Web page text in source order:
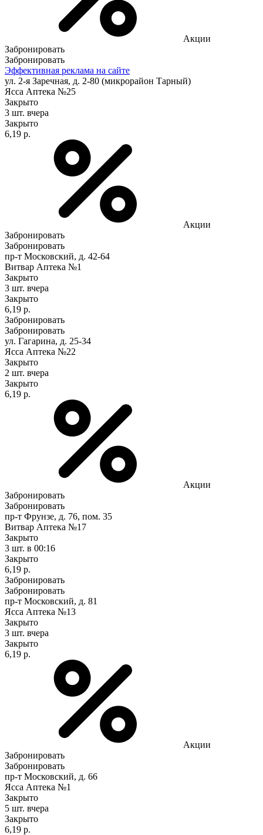
Акции
Забронировать
Забронировать
Эффективная реклама на сайте
ул. 2-я Заречная, д. 2-80 (микрорайон Тарный)
Ясса Аптека №25
Закрыто
3 шт. вчера
Закрыто
6,19 р.
Акции
Забронировать
Забронировать
пр-т Московский, д. 42-64
Витвар Аптека №1
Закрыто
3 шт. вчера
Закрыто
6,19 р.
Забронировать
Забронировать
ул. Гагарина, д. 25-34
Ясса Аптека №22
Закрыто
2 шт. вчера
Закрыто
6,19 р.
Акции
Забронировать
Забронировать
пр-т Фрунзе, д. 76, пом. 35
Витвар Аптека №17
Закрыто
3 шт. в 00:16
Закрыто
6,19 р.
Забронировать
Забронировать
пр-т Московский, д. 81
Ясса Аптека №13
Закрыто
3 шт. вчера
Закрыто
6,19 р.
Акции
Забронировать
Забронировать
пр-т Московский, д. 66
Ясса Аптека №1
Закрыто
5 шт. вчера
Закрыто
6,19 р.